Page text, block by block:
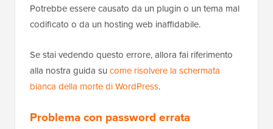
Potrebbe essere causato da un plugin o un tema mal
codificato o da un hosting web inaffidabile.
Se stai vedendo questo errore, allora fai riferimento
alla nostra guida su come risolvere la schermata
bianca della morte di WordPress.
Problema con password errata